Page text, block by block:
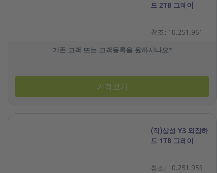
드 2TB 그레이
참조: 10.251.961
기존 고객 또는 고객등록을 원하시나요?
가격보기
(직)삼성 Y3 외장하
드 1TB 그레이
참조: 10.251.959